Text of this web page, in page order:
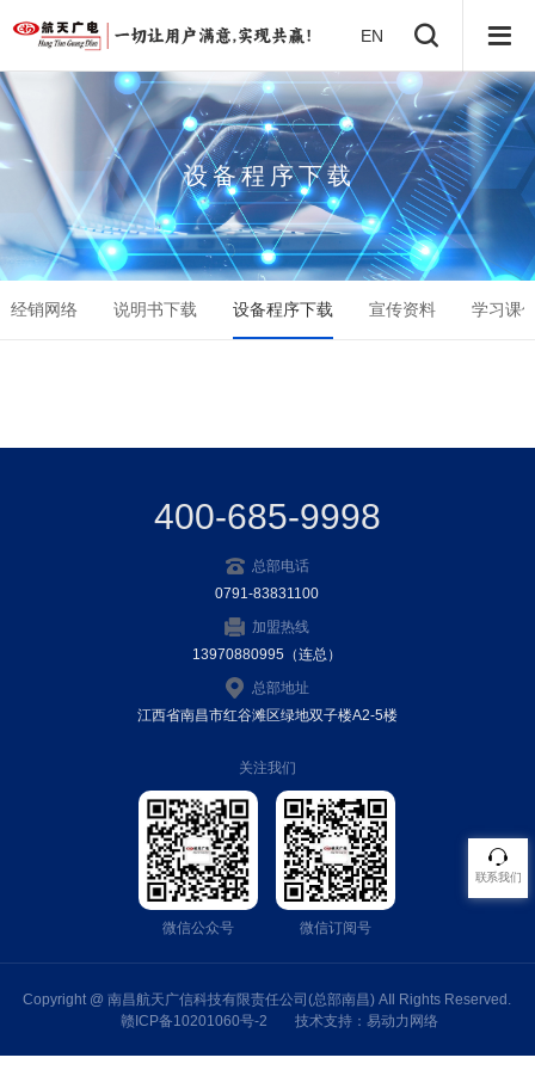
EN
设备程 序下载
经销网络 说明书下载 设备程序下载 宣传资料 学习课
400-685-9998
总部电话
0791-83831100
加盟热线
13970880995（连总）
总部地址
江西省南昌市红谷滩区绿地双子楼A2-5楼
关注我们
微信公众号 微信订阅号
Copyright @ 南昌航天广信科技有限责任公司(总部南昌) AIl Rights Reserved.
赣ICP备10201060号-2
技术支持： 易动力网络
联系我们